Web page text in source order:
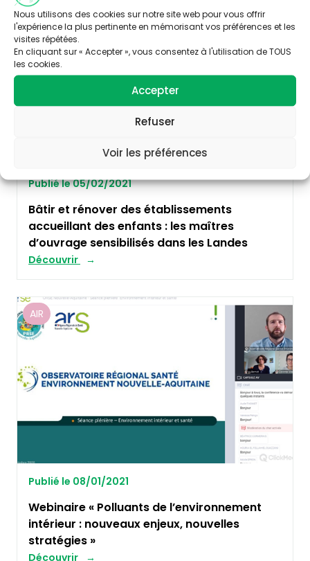
Nous utilisons des cookies sur notre site web pour vous offrir
l'expérience la plus pertinente en mémorisant vos préférences et les
visites répétées.
En cliquant sur « Accepter », vous consentez à l'utilisation de TOUS
les cookies.
Accepter
Refuser
Voir les préférences
PETITE ENFANCE
Publié le 05/02/2021
Bâtir et rénover des établissements
accueillant des enfants : les maîtres
d’ouvrage sensibilisés dans les Landes
Découvrir
AIR
Publié le 08/01/2021
Webinaire « Polluants de l’environnement
intérieur : nouveaux enjeux, nouvelles
stratégies »
Découvrir